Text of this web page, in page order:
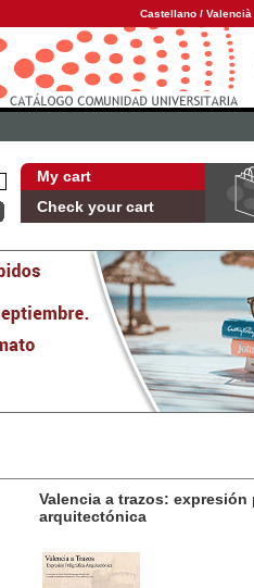
Castellano / Valencià
My cart
Check your cart
Valencia a trazos: expresión
arquitectónica